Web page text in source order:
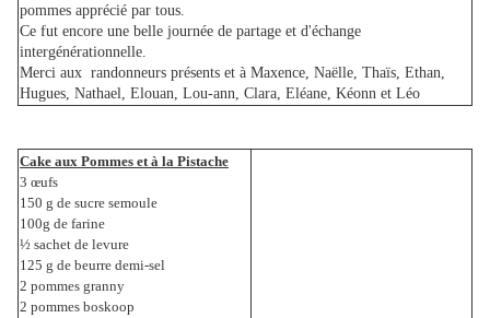
pommes apprécié par tous.
Ce fut encore une belle journée de partage et d'échange
intergénérationnelle.
Merci aux randonneurs présents et à Maxence, Naëlle, Thaïs, Ethan,
Hugues, Nathael, Elouan, Lou-ann, Clara, Eléane, Kéonn et Léo
Cake aux Pommes et à la Pistache
3 œufs
150 g de sucre semoule
100g de farine
½ sachet de levure
125 g de beurre demi-sel
2 pommes granny
2 pommes boskoop